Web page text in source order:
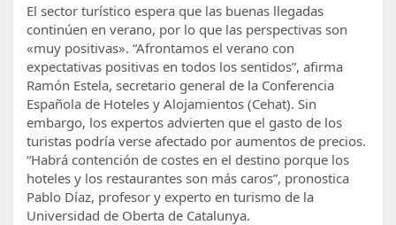
El sector turístico espera que las buenas llegadas
continúen en verano, por lo que las perspectivas son
«muy positivas». “Afrontamos el verano con
expectativas positivas en todos los sentidos”, afirma
Ramón Estela, secretario general de la Conferencia
Española de Hoteles y Alojamientos (Cehat). Sin
embargo, los expertos advierten que el gasto de los
turistas podría verse afectado por aumentos de precios.
“Habrá contención de costes en el destino porque los
hoteles y los restaurantes son más caros”, pronostica
Pablo Díaz, profesor y experto en turismo de la
Universidad de Oberta de Catalunya.